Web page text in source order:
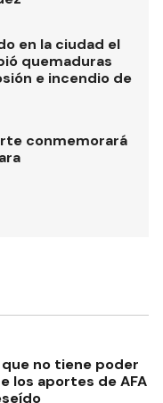
son de
emblemático
e incendio de